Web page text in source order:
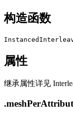
构造函数
属性
继承属性详见